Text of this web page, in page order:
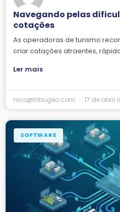
Navegando pelas
cotações
As operadoras de turismo
criar cotações atraentes,
Ler mais
nico@tribugeo.com 17 de abril
SOFTWARE